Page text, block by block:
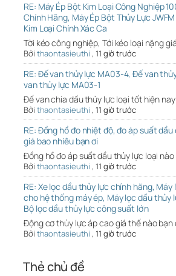
RE: Máy Ép Bột Kim Loại Công Nghiệp
Chính Hãng, Máy Ép Bột Thủy Lực
Kim Loại Chính Xác Ca
Tời kéo công nghiệp, Tới kéo loại nặng
Bởi thaontasieuthi , 11 giờ trước
RE: Đế van thủy lực MA03-4, Đế van
van thủy lực MA03-1
Đế van chia dầu thủy lực loại tốt hiện nay
Bởi thaontasieuthi , 11 giờ trước
RE: Đồng hồ đo nhiệt độ, đo áp suất
giá bao nhiêu bạn ơi
Đồng hồ đo áp suất dầu thủy lực loại
Bởi thaontasieuthi , 11 giờ trước
RE: Xe lọc dầu thủy lực chính hãng,
cho hệ thống máy ép, Máy lọc dầu thủy
Bộ lọc dầu thủy lực công suất lớn
Động cơ thủy lực áp cao giá thế nào
Bởi thaontasieuthi , 11 giờ trước
Thẻ chủ đề